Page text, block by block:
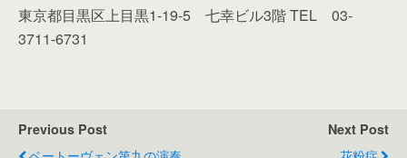
東京都目黒区上目黒1-19-5 七幸ビル3階 TEL 03-
3711-6731
Previous Post Next Post